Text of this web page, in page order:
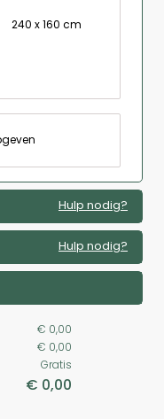
240 x 160 cm
Hulp nodig?
Hulp nodig?
€ 0,00
€ 0,00
Gratis
€ 0,00